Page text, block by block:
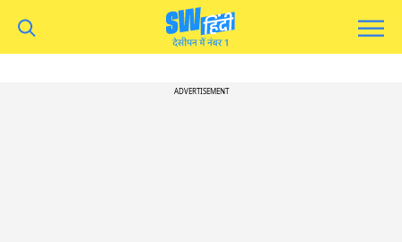
ADVERTISEMENT